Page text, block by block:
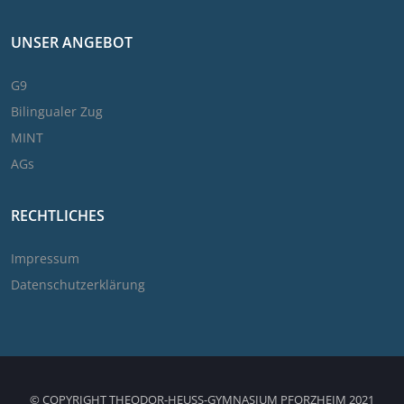
UNSER ANGEBOT
G9
Bilingualer Zug
MINT
AGs
RECHTLICHES
Impressum
Datenschutzerklärung
© COPYRIGHT THEODOR-HEUSS-GYMNASIUM PFORZHEIM 2021